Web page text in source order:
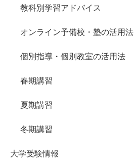
教科別学習アドバイス
オンライン予備校・塾の活用法
個別指導・個別教室の活用法
春期講習
夏期講習
冬期講習
大学受験情報